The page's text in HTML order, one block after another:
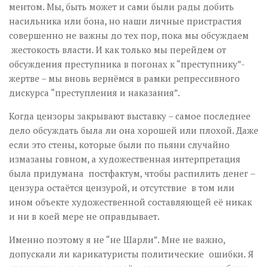
ментом. Мы, быть может и сами были рады добить
насильника или бона, но наши личные пристрастия
совершенно не важны до тех пор, пока мы обсуждаем
жестокость власти. И как только мы перейдем от
обсуждения преступника в погонах к “преступнику”-
жертве – мы вновь вернёмся в рамки репрессивного
дискурса “преступления и наказания”.
Когда цензоры закрывают выставку – самое последнее
дело обсуждать была ли она хорошей или плохой. Даже
если это стены, которые были по пьяни случайно
измазаны говном, а художественная интерпретация
была придумана постфактум, чтобы распилить денег –
цензура остаётся цензурой, и отсутствие в том или
ином объекте художественной составляющей её никак
и ни в коей мере не оправдывает.
Именно поэтому я не “не Шарли”. Мне не важно,
допускали ли карикатуристы политические ошибки. Я